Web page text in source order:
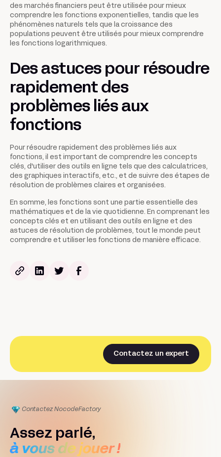
des marchés financiers peut être utilisée pour mieux
comprendre les fonctions exponentielles, tandis que les
phénomènes naturels tels que la croissance des
populations peuvent être utilisés pour mieux comprendre
les fonctions logarithmiques.
Des astuces pour résoudre
rapidement des
problèmes liés aux
fonctions
Pour résoudre rapidement des problèmes liés aux
fonctions, il est important de comprendre les concepts
clés, d'utiliser des outils en ligne tels que des calculatrices,
des graphiques interactifs, etc., et de suivre des étapes de
résolution de problèmes claires et organisées.
En somme, les fonctions sont une partie essentielle des
mathématiques et de la vie quotidienne. En comprenant les
concepts clés et en utilisant des outils en ligne et des
astuces de résolution de problèmes, tout le monde peut
comprendre et utiliser les fonctions de manière efficace.
Contactez un expert
Contactez NocodeFactory
Assez parlé,
à vous de jouer !